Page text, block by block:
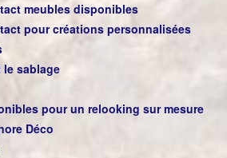
meubles disponibles
pour créations personnalisées
le sablage
pour un relooking sur mesure
Déco